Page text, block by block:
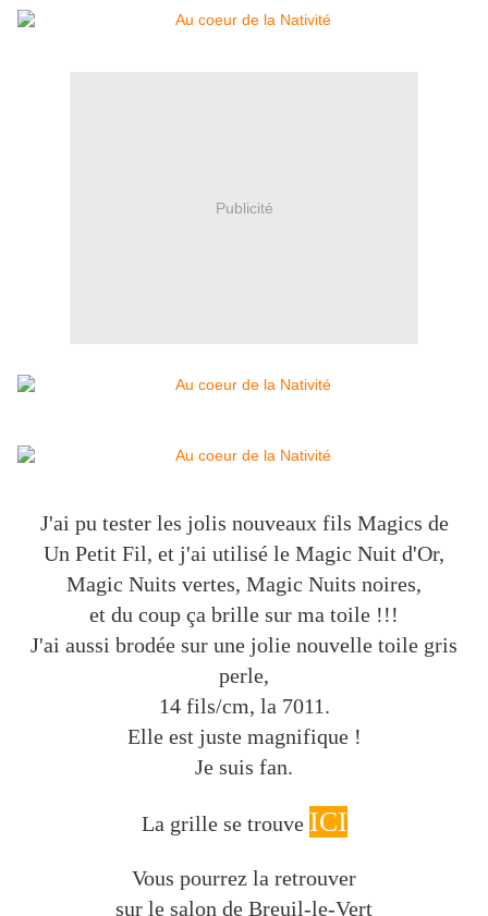
Publicité
J'ai pu tester les jolis nouveaux fils Magics de
Un Petit Fil, et j'ai utilisé le Magic Nuit d'Or,
Magic Nuits vertes, Magic Nuits noires,
et du coup ça brille sur ma toile !!!
J'ai aussi brodée sur une jolie nouvelle toile gris
perle,
14 fils/cm, la 7011.
Elle est juste magnifique !
Je suis fan.
La grille se trouve ICI
Vous pourrez la retrouver
sur le salon de Breuil-le-Vert